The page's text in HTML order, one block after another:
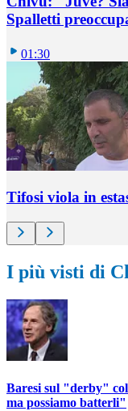
Spalletti
01:30
Tifosi viola in
I più visti di
Baresi sul "derby"
ma possiamo batterli"